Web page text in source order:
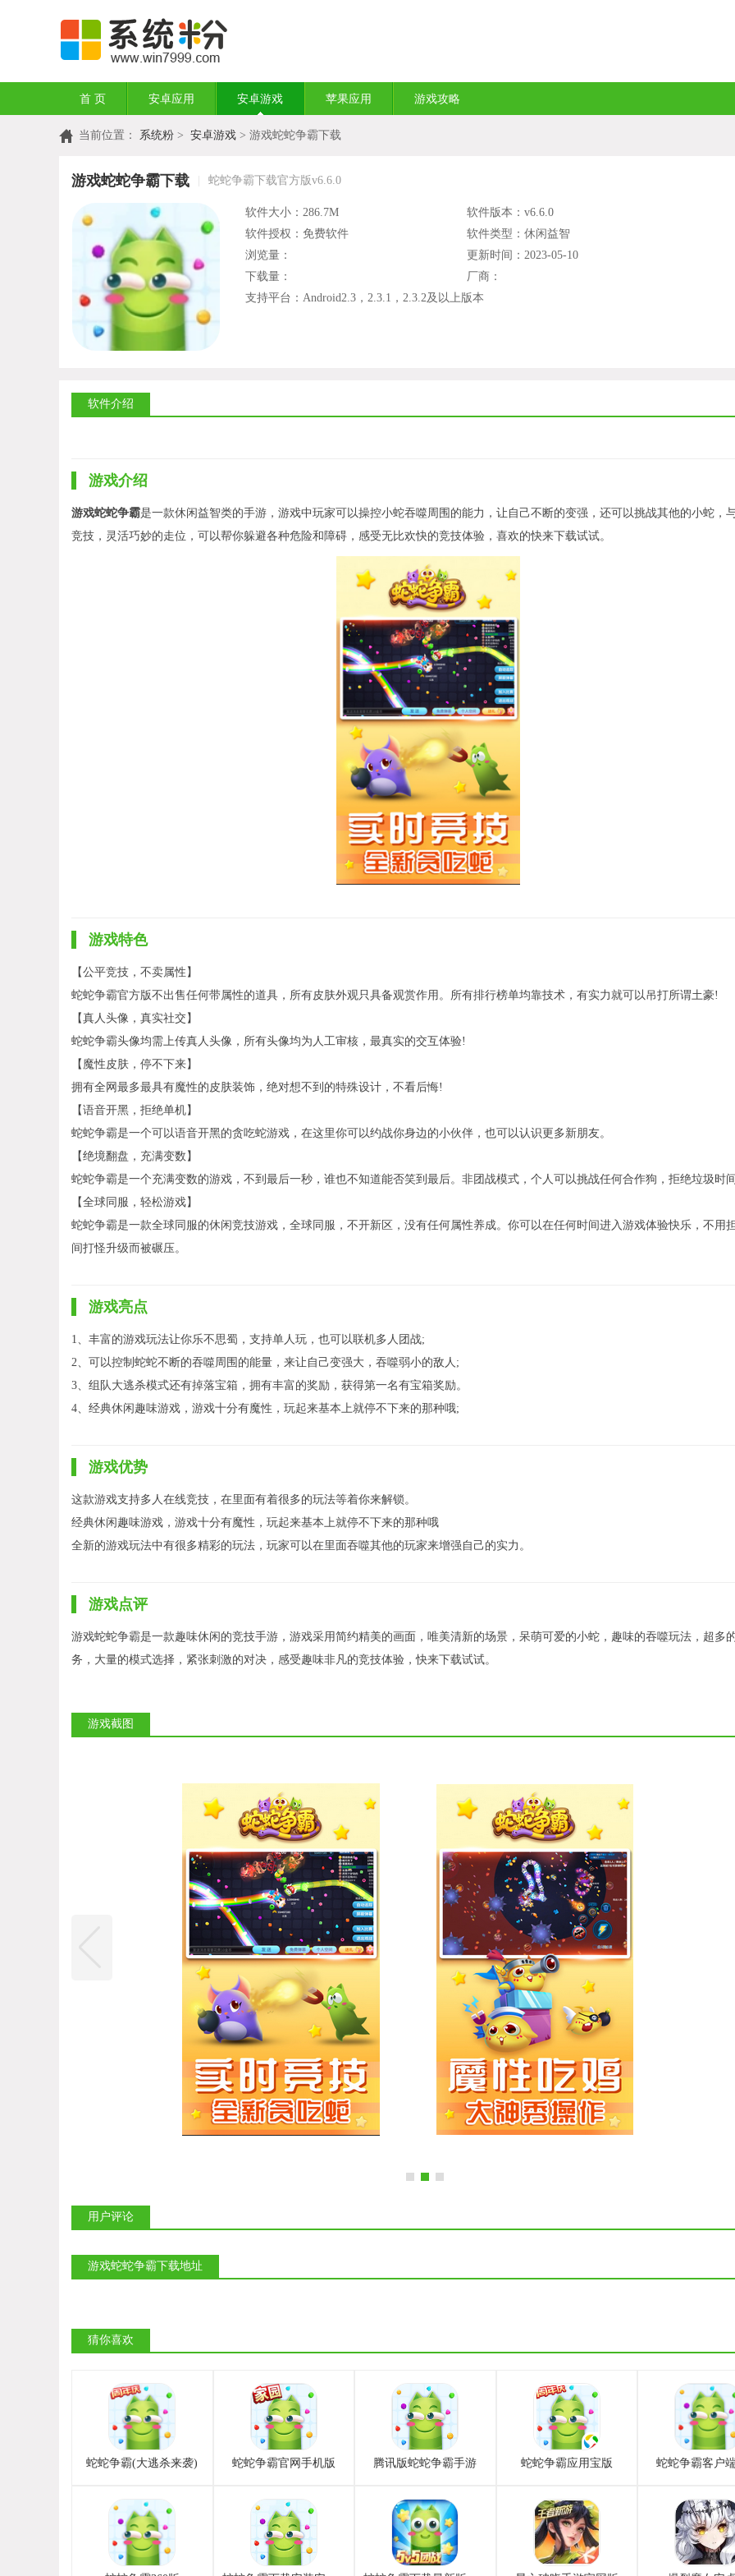
首 页 安卓应用 安卓游戏 苹果应用 游戏攻略
当前位置： 系统粉 > 安卓游戏 > 游戏蛇蛇争霸下载
游戏蛇蛇争霸下载 蛇蛇争霸下载官方版v6.6.0
软件大小：286.7M
软件授权：免费软件
浏览量：
下载量：
软件版本：v6.6.0
软件类型：休闲益智
更新时间：2023-05-10
厂商：
支持平台：Android2.3，2.3.1，2.3.2及以上版本
软件介绍
游戏介绍
游戏蛇蛇争霸是一款休闲益智类的手游，游戏中玩家可以操控小蛇吞噬周围的能力，让自己不断的变强，还可以挑战其他的小蛇，
竞技，灵活巧妙的走位，可以帮你躲避各种危险和障碍，感受无比欢快的竞技体验，喜欢的快来下载试试。
游戏特色
【公平竞技，不卖属性】
蛇蛇争霸官方版不出售任何带属性的道具，所有皮肤外观只具备观赏作用。所有排行榜单均靠技术，有实力就可以吊打所谓土豪!
【真人头像，真实社交】
蛇蛇争霸头像均需上传真人头像，所有头像均为人工审核，最真实的交互体验!
【魔性皮肤，停不下来】
拥有全网最多最具有魔性的皮肤装饰，绝对想不到的特殊设计，不看后悔!
【语音开黑，拒绝单机】
蛇蛇争霸是一个可以语音开黑的贪吃蛇游戏，在这里你可以约战你身边的小伙伴，也可以认识更多新朋友。
【绝境翻盘，充满变数】
蛇蛇争霸是一个充满变数的游戏，不到最后一秒，谁也不知道能否笑到最后。非团战模式，个人可以挑战任何合作狗，拒绝垃圾时
【全球同服，轻松游戏】
蛇蛇争霸是一款全球同服的休闲竞技游戏，全球同服，不开新区，没有任何属性养成。你可以在任何时间进入游戏体验快乐，不用
间打怪升级而被碾压。
游戏亮点
1、丰富的游戏玩法让你乐不思蜀，支持单人玩，也可以联机多人团战;
2、可以控制蛇蛇不断的吞噬周围的能量，来让自己变强大，吞噬弱小的敌人;
3、组队大逃杀模式还有掉落宝箱，拥有丰富的奖励，获得第一名有宝箱奖励。
4、经典休闲趣味游戏，游戏十分有魔性，玩起来基本上就停不下来的那种哦;
游戏优势
这款游戏支持多人在线竞技，在里面有着很多的玩法等着你来解锁。
经典休闲趣味游戏，游戏十分有魔性，玩起来基本上就停不下来的那种哦
全新的游戏玩法中有很多精彩的玩法，玩家可以在里面吞噬其他的玩家来增强自己的实力。
游戏点评
游戏蛇蛇争霸是一款趣味休闲的竞技手游，游戏采用简约精美的画面，唯美清新的场景，呆萌可爱的小蛇，趣味的吞噬玩法，超多
务，大量的模式选择，紧张刺激的对决，感受趣味非凡的竞技体验，快来下载试试。
游戏截图
用户评论
游戏蛇蛇争霸下载地址
猜你喜欢
蛇蛇争霸(大逃杀来袭) 蛇蛇争霸官网手机版 腾讯版蛇蛇争霸手游 蛇蛇争霸应用宝版 蛇蛇争霸客户